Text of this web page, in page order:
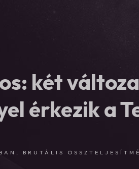
két
érkezik a
BRUTÁLIS